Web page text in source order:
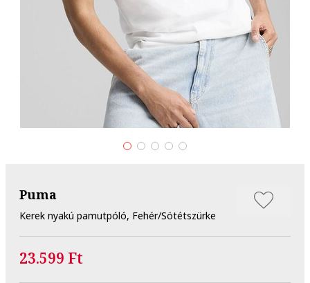
Puma
Kerek nyakú pamutpóló, Fehér/Sötétszürke
23.599 Ft